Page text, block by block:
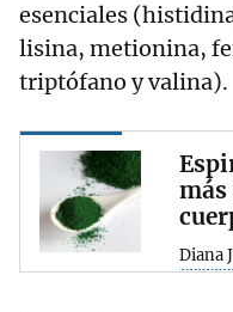
esenciales
lisina, metionina,
triptófano y valina).
Diana